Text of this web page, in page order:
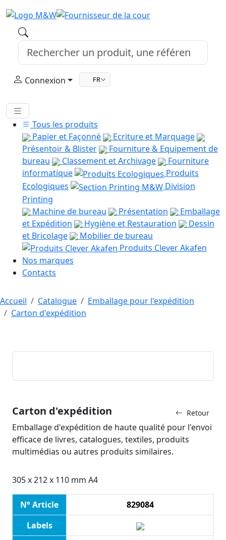
Connexion FR
Tous les produits
Papier et Façonné
Ecriture et Marquage
Présentoir & Blister
Fourniture & Equipement de
bureau
Classement et Archivage
Fourniture
informatique
Produits
Ecologiques
Division
Printing
Machine de bureau
Présentation
Emballage
et Expédition
Hygiène et Restauration
Dessin
et Bricolage
Mobilier de bureau
Produits Clever Akafen
Nos marques
Contacts
Accueil Catalogue
Emballage pour l'expédition
Carton d'expédition
Retour
Carton d'expédition
Emballage d'expédition de haute qualité pour l'envoi
efficace de livres, catalogues, textiles, produits
multimédias ou autres produits similaires.
305 x 212 x 110 mm A4
N° Article
829084
Labels